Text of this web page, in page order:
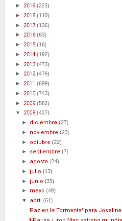
► 2019 (223)
► 2018 (110)
► 2017 (136)
► 2016 (63)
► 2015 (16)
► 2014 (192)
► 2013 (473)
► 2012(479)
► 2011 (699)
► 2010 (743)
► 2009 (582)
▼ 2008 (427)
► diciembre(27)
► noviembre(23)
► octubre(22)
► septiembre(7)
► agosto(24)
►julio(13)
►junio(35)
► mayo(49)
▼ abril(61)
'Paz en la Tormenta' para Joseline